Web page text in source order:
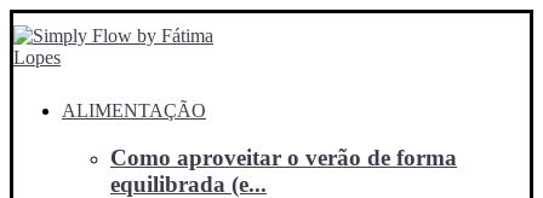
ALIMENTAÇÃO
Como aproveitar o verão de forma
equilibrada (e...